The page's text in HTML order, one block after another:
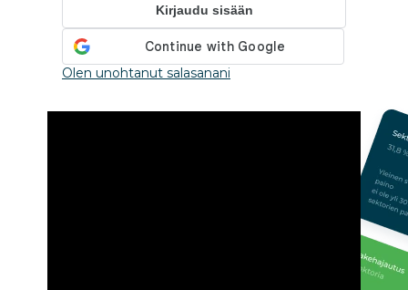
Kirjaudu sisään
Olen unohtanut salasanani